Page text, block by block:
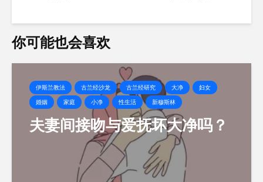
你可能也会喜欢
伊斯兰教法 古兰经沙龙 古兰经研究 大净
妇女
婚姻
家庭 小净 性生活 新穆斯林
夫妻间接吻与爱抚坏大净吗？